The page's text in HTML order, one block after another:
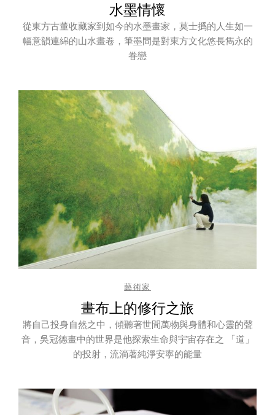
水墨情懷
從東方古董收藏家到如今的水墨畫家，莫士撝的人生如一
幅意韻連綿的山水畫卷，筆墨間是對東方文化悠長雋永的
眷戀
藝術家
畫布上的修行之旅
將自己投身自然之中，傾聽著世間萬物與身體和心靈的聲
音，吳冠德畫中的世界是他探索生命與宇宙存在之 「道」
的投射，流淌著純淨安寧的能量